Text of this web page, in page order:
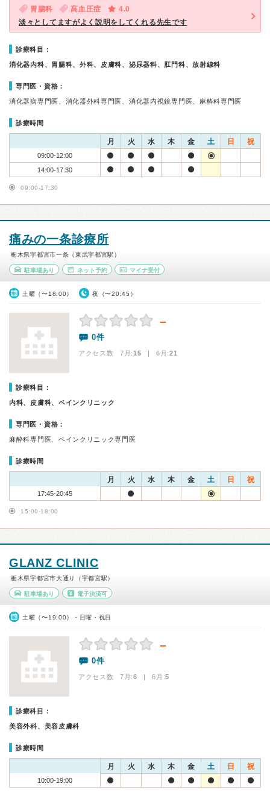
胃腸科 高血圧症
4.0
淡々としてますがよく説明をしてくれる先生です
診療科目：
消化器内科、胃腸科、外科、皮膚科、泌尿器科、肛門科、放射線科
専門医・資格：
消化器病専門医、消化器外科専門医、消化器内視鏡専門医、麻酔科専門医
診療時間
月 火 水 木 金 土 日 祝
09:00-12:00
14:00-17:30
09:00-17:30
痛みの一条診療所
栃木県宇都宮市一条（東武宇都宮駅）
駐車場あり ネット予約 マイナ受付
土曜（〜18:00） 夜（〜20:45）
－
0件
アクセス数 7月:15 | 6月:21
診療科目：
内科、皮膚科、ペインクリニック
専門医・資格：
麻酔科専門医、ペインクリニック専門医
診療時間
月 火 水 木 金 土 日 祝
17:45-20:45
15:00-18:00
GLANZ CLINIC
栃木県宇都宮市大通り（宇都宮駅）
駐車場あり 電子決済可
土曜（〜19:00）・日曜・祝日
－
0件
アクセス数 7月:6 | 6月:5
診療科目：
美容外科、美容皮膚科
診療時間
月 火 水 木 金 土 日 祝
10:00-19:00